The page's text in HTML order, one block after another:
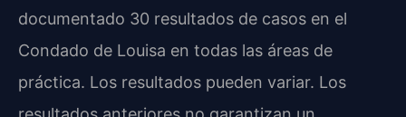
documentado 30 resultados de casos en el
Condado de Louisa en todas las áreas de
práctica. Los resultados pueden variar. Los